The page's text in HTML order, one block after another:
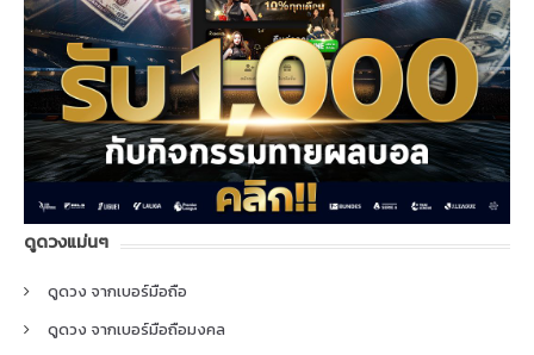
ดูดวงแม่นๆ
ดูดวง จากเบอร์มือถือ
ดูดวง จากเบอร์มือถือมงคล